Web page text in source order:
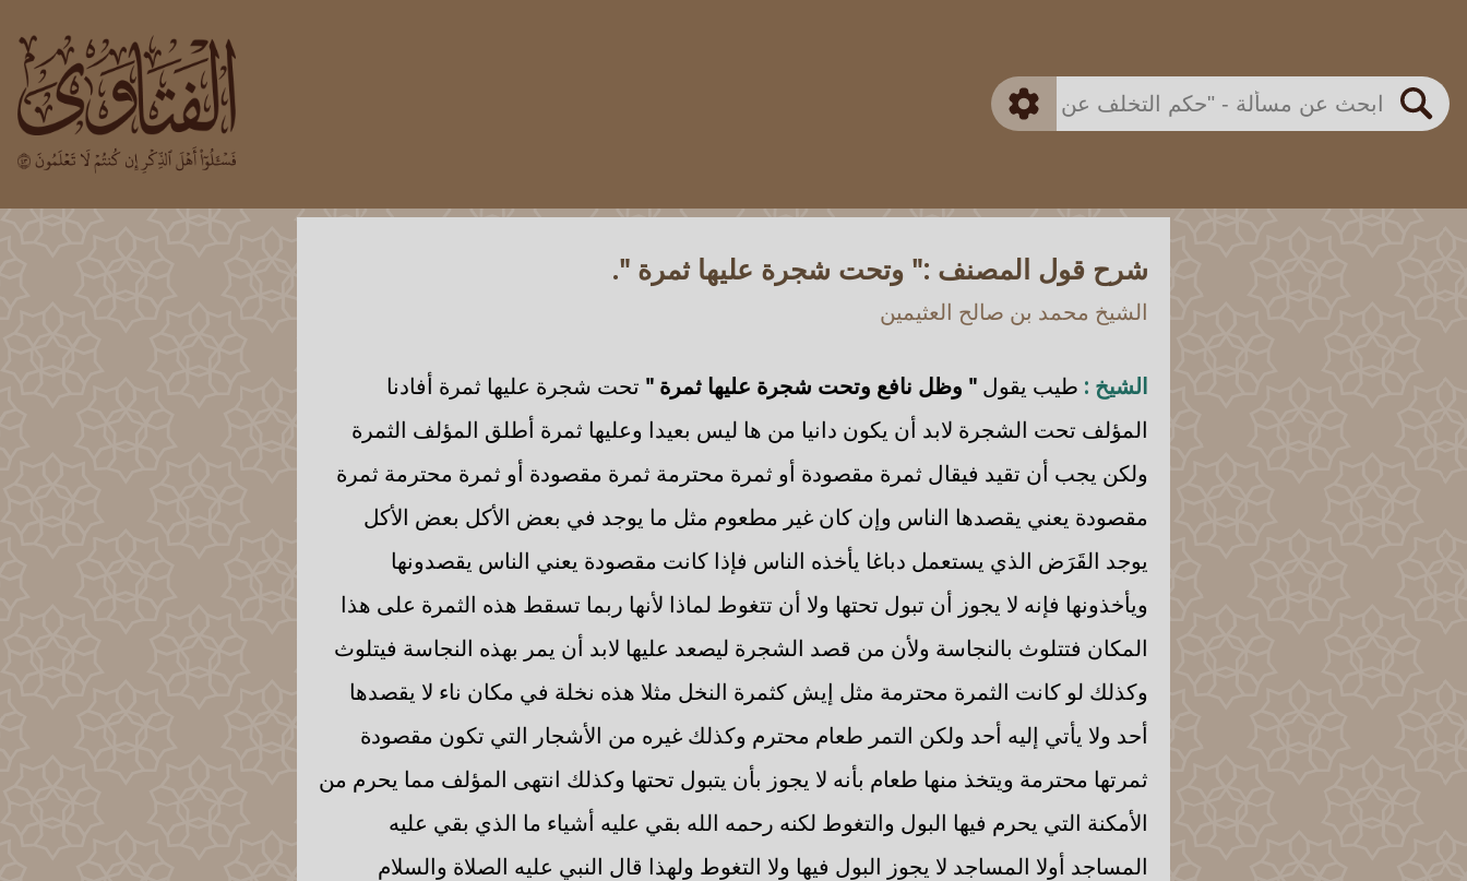
بحث
اللجنة الدائمة
متقدم
شرح قول المصنف :" وتحت شجرة عليها ثمرة ".
الشيخ محمد بن صالح العثيمين
الشيخ : طيب يقول " وظل نافع وتحت شجرة عليها ثمرة " تحت شجرة عليها ثمرة أفادنا
المؤلف تحت الشجرة لابد أن يكون دانيا من ها ليس بعيدا وعليها ثمرة أطلق المؤلف الثمرة
ولكن يجب أن تقيد فيقال ثمرة مقصودة أو ثمرة محترمة ثمرة مقصودة أو ثمرة محترمة ثمرة
مقصودة يعني يقصدها الناس وإن كان غير مطعوم مثل ما يوجد في بعض الأكل بعض الأكل
يوجد القَرَض الذي يستعمل دباغا يأخذه الناس فإذا كانت مقصودة يعني الناس يقصدونها
ويأخذونها فإنه لا يجوز أن تبول تحتها ولا أن تتغوط لماذا لأنها ربما تسقط هذه الثمرة على هذا
المكان فتتلوث بالنجاسة ولأن من قصد الشجرة ليصعد عليها لابد أن يمر بهذه النجاسة فيتلوث
وكذلك لو كانت الثمرة محترمة مثل إيش كثمرة النخل مثلا هذه نخلة في مكان ناء لا يقصدها
أحد ولا يأتي إليه أحد ولكن التمر طعام محترم وكذلك غيره من الأشجار التي تكون مقصودة
ثمرتها محترمة ويتخذ منها طعام بأنه لا يجوز بأن يتبول تحتها وكذلك انتهى المؤلف مما يحرم من
الأمكنة التي يحرم فيها البول والتغوط لكنه رحمه الله بقي عليه أشياء ما الذي بقي عليه
المساجد أولا المساجد لا يجوز البول فيها ولا التغوط ولهذا قال النبي عليه الصلاة والسلام